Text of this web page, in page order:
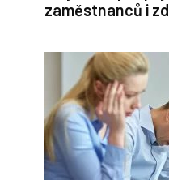
zaměstnanců i